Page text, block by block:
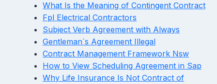
What Is the Meaning of Contingent Contract
Fpl Electrical Contractors
Subject Verb Agreement with Always
Gentleman`s Agreement Illegal
Contract Management Framework Nsw
How to View Scheduling Agreement in Sap
Why Life Insurance Is Not Contract of